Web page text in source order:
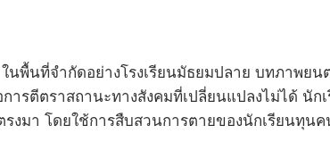
นพื้นที่จำกัดอย่างโรงเรียนมัธยมปลาย บทภาพยน
รตีตราสถานะทางสังคมที่เปลี่ยนแปลงไม่ได้ นั
รงมา โดยใช้การสืบสวนการตายของนักเรียนทุ